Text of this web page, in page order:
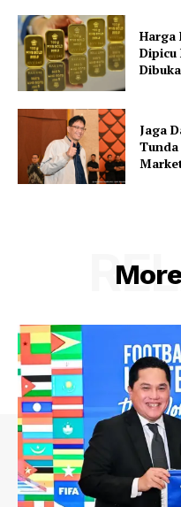
Harga
Dipicu
Dibuka
Jaga